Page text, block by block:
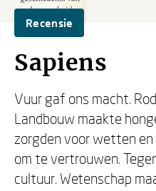
Recensie
Sapiens
Vuur gaf ons macht.
Landbouw maakte
zorgden voor wetten
om te vertrouwen.
cultuur. Wetenschap